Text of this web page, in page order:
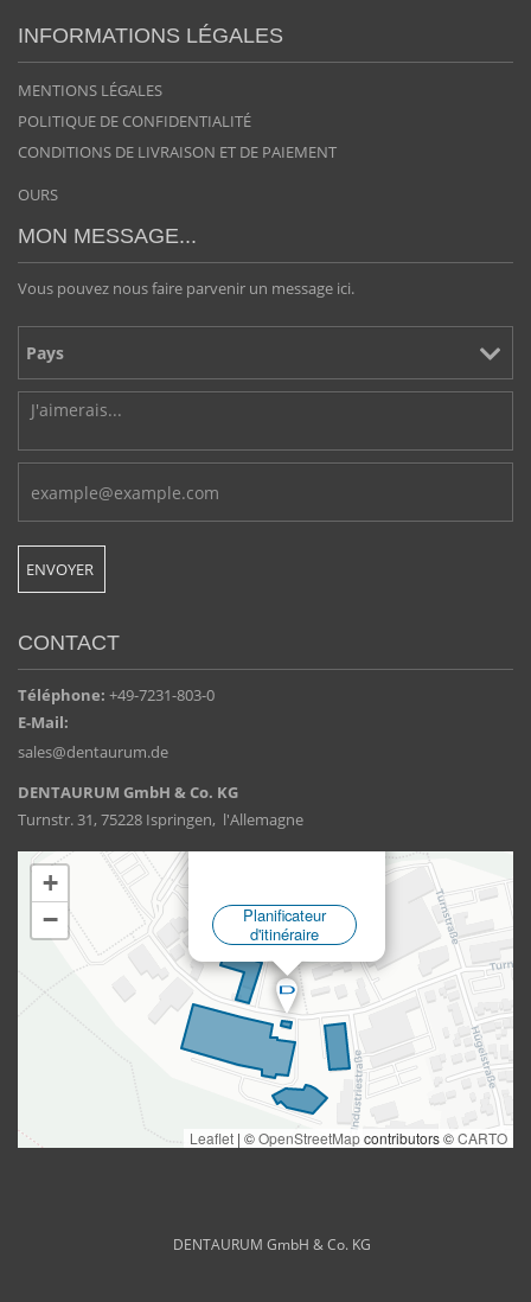
INFORMATIONS LÉGALES
MENTIONS LÉGALES
POLITIQUE DE CONFIDENTIALITÉ
CONDITIONS DE LIVRAISON ET DE PAIEMENT
OURS
MON MESSAGE...
Vous pouvez nous faire parvenir un message ici.
CONTACT
Téléphone: +49-7231-803-0
E-Mail:
sales@dentaurum.de
DENTAURUM GmbH & Co. KG
Turnstr. 31, 75228 Ispringen, l'Allemagne
DENTAURUM GmbH & Co. KG